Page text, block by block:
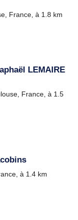
France, à 1.8 km
LEMAIRE
France, à 1.5
à 1.4 km